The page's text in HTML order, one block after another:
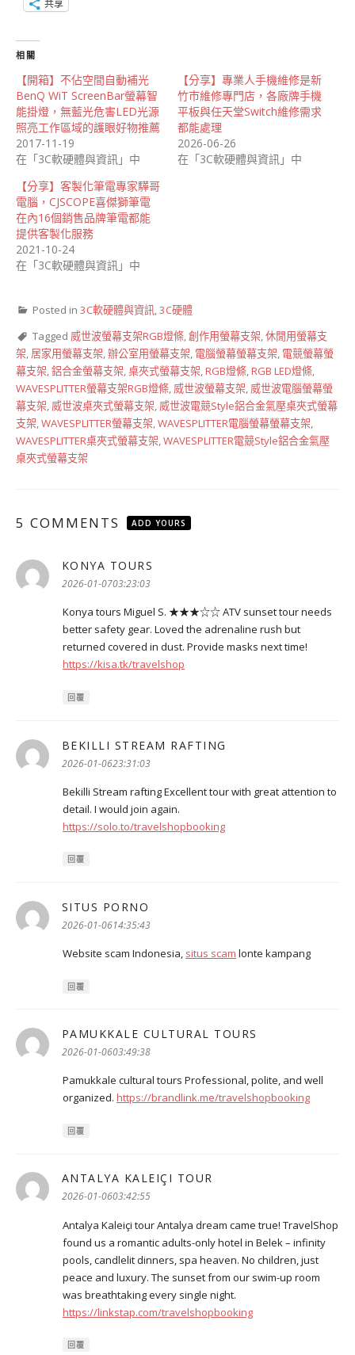
共享
相關
【開箱】不佔空間自動補光
BenQ WiT ScreenBar螢幕智
能掛燈，無藍光危害LED光源
照亮工作區域的護眼好物推薦
2017-11-19
在「3C軟硬體與資訊」中
【分享】專業人手機維修是新
竹市維修專門店，各廠牌手機
平板與任天堂Switch維修需求
都能處理
2026-06-26
在「3C軟硬體與資訊」中
【分享】客製化筆電專家驊哥
電腦，CJSCOPE喜傑獅筆電
在內16個銷售品牌筆電都能
提供客製化服務
2021-10-24
在「3C軟硬體與資訊」中
Posted in 3C軟硬體與資訊,3C硬體
Tagged 威世波螢幕支架RGB燈條,創作用螢幕支架,休閒用螢幕支
架, 居家用螢幕支架,辦公室用螢幕支架, 電腦螢幕螢幕支架, 電競螢幕螢
幕支架,鋁合金螢幕支架,桌夾式螢幕支架,RGB燈條,RGB LED燈條,
WAVESPLITTER螢幕支架RGB燈條, 威世波螢幕支架, 威世波電腦螢幕螢
幕支架, 威世波桌夾式螢幕支架, 威世波電競Style鋁合金氣壓桌夾式螢幕
支架,WAVESPLITTER螢幕支架,WAVESPLITTER電腦螢幕螢幕支架,
WAVESPLITTER桌夾式螢幕支架,WAVESPLITTER電競Style鋁合金氣壓
桌夾式螢幕支架
5 COMMENTS ADD YOURS
KONYA TOURS
2026-01-0703:23:03
Konya tours Miguel S. ★★★☆☆ ATV sunset tour needs
better safety gear. Loved the adrenaline rush but
returned covered in dust. Provide masks next time!
https://kisa.tk/travelshop
回覆
BEKILLI STREAM RAFTING
2026-01-0623:31:03
Bekilli Stream rafting Excellent tour with great attention to
detail. I would join again.
https://solo.to/travelshopbooking
回覆
SITUS PORNO
示:
2026-01-0614:35:43
Website scam Indonesia, situs scam lonte kampang
回覆
PAMUKKALE CULTURAL TOURS
2026-01-0603:49:38
Pamukkale cultural tours Professional, polite, and well
organized. https://brandlink.me/travelshopbooking
回覆
ANTALYA KALEIÇI TOUR
2026-01-0603:42:55
Antalya Kaleiçi tour Antalya dream came true! TravelShop
found us a romantic adults-only hotel in Belek – infinity
pools, candlelit dinners, spa heaven. No children, just
peace and luxury. The sunset from our swim-up room
was breathtaking every single night.
https://linkstap.com/travelshopbooking
回覆